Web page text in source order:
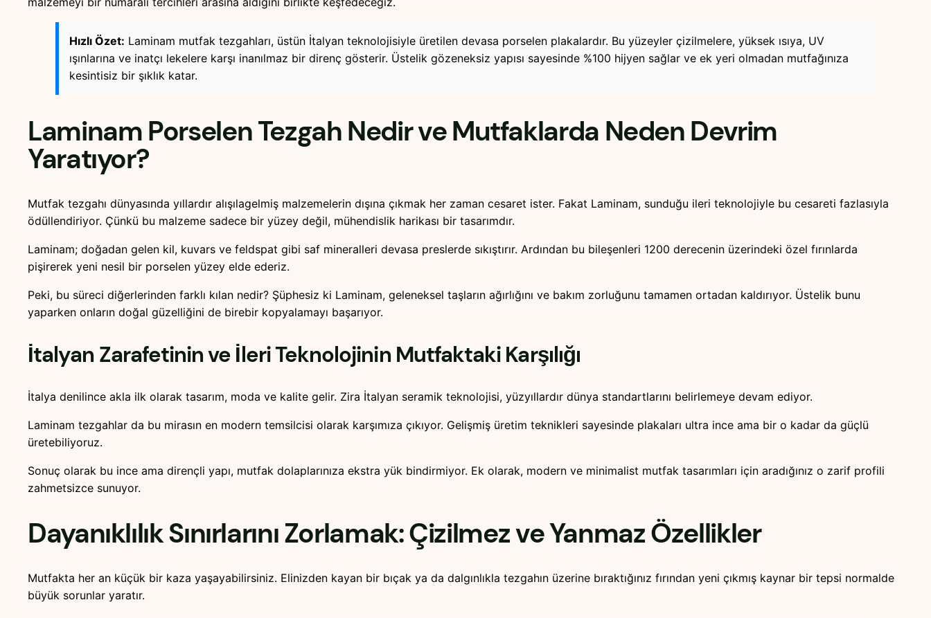
Hızlı Özet: Laminam mutfak tezgahları, üstün İtalyan teknolojisiyle üretilen devasa porselen plakalardır. Bu yüzeyler çizilmelere, yüksek ısıya, UV
ışınlarına ve inatçı lekelere karşı inanılmaz bir direnç gösterir. Üstelik gözeneksiz yapısı sayesinde %100 hijyen sağlar ve ek yeri olmadan mutfağınıza
kesintisiz bir şıklık katar.
Laminam Porselen Tezgah Nedir ve Mutfaklarda Neden Devrim
Yaratıyor?
Mutfak tezgahı dünyasında yıllardır alışılagelmiş malzemelerin dışına çıkmak her zaman cesaret ister. Fakat Laminam, sunduğu ileri teknolojiyle bu cesareti fazlasıyla
ödüllendiriyor. Çünkü bu malzeme sadece bir yüzey değil, mühendislik harikası bir tasarımdır.
Laminam; doğadan gelen kil, kuvars ve feldspat gibi saf mineralleri devasa preslerde sıkıştırır. Ardından bu bileşenleri 1200 derecenin üzerindeki özel fırınlarda
pişirerek yeni nesil bir porselen yüzey elde ederiz.
Peki, bu süreci diğerlerinden farklı kılan nedir? Şüphesiz ki Laminam, geleneksel taşların ağırlığını ve bakım zorluğunu tamamen ortadan kaldırıyor. Üstelik bunu
yaparken onların doğal güzelliğini de birebir kopyalamayı başarıyor.
İtalyan Zarafetinin ve İleri Teknolojinin Mutfaktaki Karşılığı
İtalya denilince akla ilk olarak tasarım, moda ve kalite gelir. Zira İtalyan seramik teknolojisi, yüzyıllardır dünya standartlarını belirlemeye devam ediyor.
Laminam tezgahlar da bu mirasın en modern temsilcisi olarak karşımıza çıkıyor. Gelişmiş üretim teknikleri sayesinde plakaları ultra ince ama bir o kadar da güçlü
üretebiliyoruz.
Sonuç olarak bu ince ama dirençli yapı, mutfak dolaplarınıza ekstra yük bindirmiyor. Ek olarak, modern ve minimalist mutfak tasarımları için aradığınız o zarif profili
zahmetsizce sunuyor.
Dayanıklılık Sınırlarını Zorlamak: Çizilmez ve Yanmaz Özellikler
Mutfakta her an küçük bir kaza yaşayabilirsiniz. Elinizden kayan bir bıçak ya da dalgınlıkla tezgahın üzerine bıraktığınız fırından yeni çıkmış kaynar bir tepsi normalde
büyük sorunlar yaratır.